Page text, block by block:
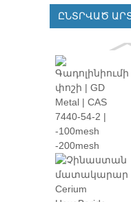
ԸՆՏՐՎԱԾ